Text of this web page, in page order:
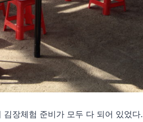
장체험 준비가 모두 다 되어 있었다.